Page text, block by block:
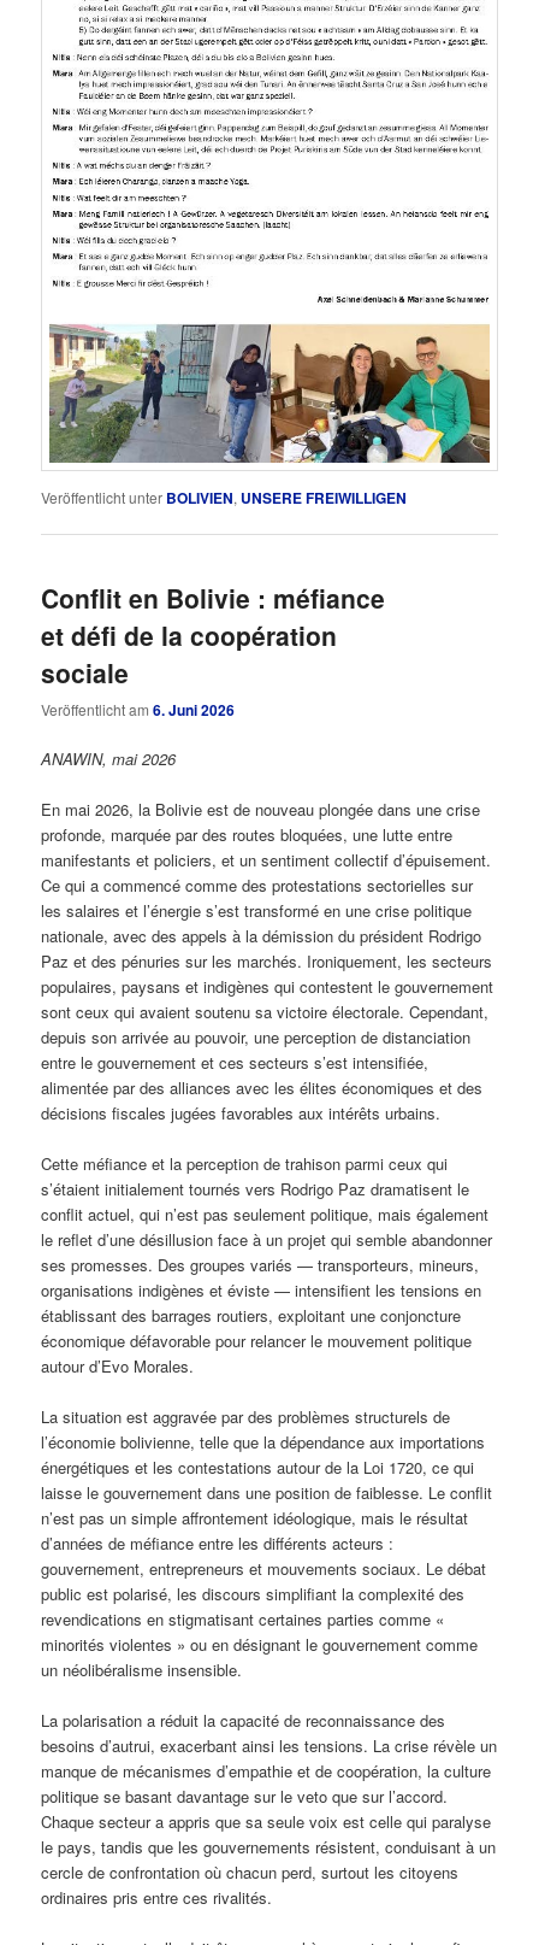
Veröffentlicht unter BOLIVIEN, UNSERE FREIWILLIGEN
Conflit en Bolivie : méfiance
et défi de la coopération
sociale
Veröffentlicht am6. Juni 2026
ANAWIN, mai 2026
En mai 2026, la Bolivie est de nouveau plongée dans une crise
profonde, marquée par des routes bloquées, une lutte entre
manifestants et policiers, et un sentiment collectif d’épuisement.
Ce qui a commencé comme des protestations sectorielles sur
les salaires et l’énergie s’est transformé en une crise politique
nationale, avec des appels à la démission du président Rodrigo
Paz et des pénuries sur les marchés. Ironiquement, les secteurs
populaires, paysans et indigènes qui contestent le gouvernement
sont ceux qui avaient soutenu sa victoire électorale. Cependant,
depuis son arrivée au pouvoir, une perception de distanciation
entre le gouvernement et ces secteurs s’est intensifiée,
alimentée par des alliances avec les élites économiques et des
décisions fiscales jugées favorables aux intérêts urbains.
Cette méfiance et la perception de trahison parmi ceux qui
s’étaient initialement tournés vers Rodrigo Paz dramatisent le
conflit actuel, qui n’est pas seulement politique, mais également
le reflet d’une désillusion face à un projet qui semble abandonner
ses promesses. Des groupes variés — transporteurs, mineurs,
organisations indigènes et éviste — intensifient les tensions en
établissant des barrages routiers, exploitant une conjoncture
économique défavorable pour relancer le mouvement politique
autour d’Evo Morales.
La situation est aggravée par des problèmes structurels de
l’économie bolivienne, telle que la dépendance aux importations
énergétiques et les contestations autour de la Loi 1720, ce qui
laisse le gouvernement dans une position de faiblesse. Le conflit
n’est pas un simple affrontement idéologique, mais le résultat
d’années de méfiance entre les différents acteurs :
gouvernement, entrepreneurs et mouvements sociaux. Le débat
public est polarisé, les discours simplifiant la complexité des
revendications en stigmatisant certaines parties comme «
minorités violentes » ou en désignant le gouvernement comme
un néolibéralisme insensible.
La polarisation a réduit la capacité de reconnaissance des
besoins d’autrui, exacerbant ainsi les tensions. La crise révèle un
manque de mécanismes d’empathie et de coopération, la culture
politique se basant davantage sur le veto que sur l’accord.
Chaque secteur a appris que sa seule voix est celle qui paralyse
le pays, tandis que les gouvernements résistent, conduisant à un
cercle de confrontation où chacun perd, surtout les citoyens
ordinaires pris entre ces rivalités.